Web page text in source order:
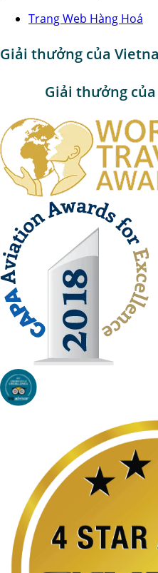
Trang Web Hàng Hoá
Giải thưởng của
Giải thưởng